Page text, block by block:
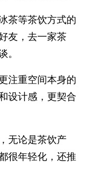
茶等茶饮方式的
友，去一家茶
。
注重空间本身的
设计感，更契合
无论是茶饮产
很年轻化，还推